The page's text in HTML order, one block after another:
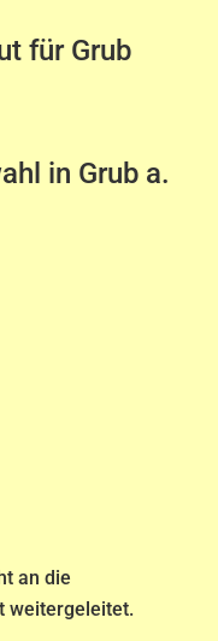
für Grub
ahl in Grub a.
an die
weitergeleitet.